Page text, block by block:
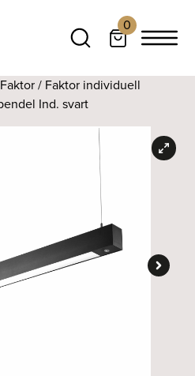
0
Faktor/ Faktor individuell
Ind. svart